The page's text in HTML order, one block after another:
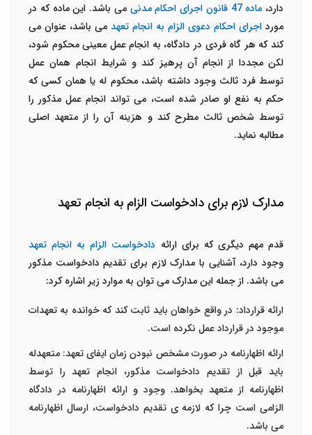
دارد، ماده 47 قانون اجرای احکام مدنی
می باشد. این ماده که در
مورد اجرای احکام دعوی الزام به انجام تعهد می باشد، عنوان می
کند که هر گاه فردی در دادگاه، به انجام عمل معینی محکوم شود،
لکن مجددا از انجام آن پرهیز کند و شرایط انجام همان عمل
توسط فرد ثالث وجود داشته باشد، محکوم له یا همان کسی که
حکم به نفع او صادر شده است، می تواند انجام عمل مذکور را
توسط شخص ثالث مطرح کند و هزینه آن را از متعهد اصلی
مطالبه نماید.
مدارک لازم برای دادخواست الزام به انجام تعهد
قدم مهم دیگری که برای ارائه دادخواست الزام به انجام تعهد
وجود دارد، آشنایی با مدارک لازم برای تقدیم دادخواست مذکور
می باشد. از جمله این مدارک می توان به موارد زیر اشاره کرد:
ارائه قرارداد: در واقع خواهان باید ثابت کند که خوانده به تعهدات
موجود در قرارداد عمل نکرده است.
ارائه اظهارنامه در صورت مشخص نبودن زمان ایفای تعهد: متعهدله
باید قبل از تقدیم دادخواست مذکور، انجام تعهد را توسط
اظهارنامه از متعهد بخواهد. وجود و ارائه اظهارنامه در دادگاه
الزامی است چرا که لازمه ی تقدیم دادخواست، ارسال اظهارنامه
می باشد.